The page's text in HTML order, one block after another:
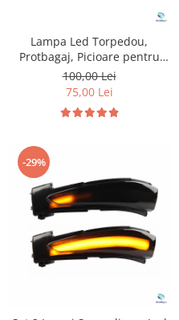
Lampa Led Torpedou,
Protbagaj, Picioare pentru
Peugeot & Citroen
100,00 Lei
75,00 Lei
-29%